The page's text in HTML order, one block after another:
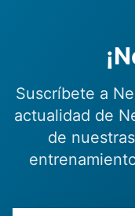
Suscríbete a
actualidad de
de